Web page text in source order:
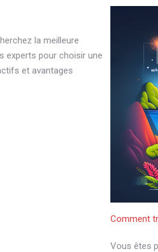
la meilleure
experts pour choisir une
et avantages
Comment
Vous êtes